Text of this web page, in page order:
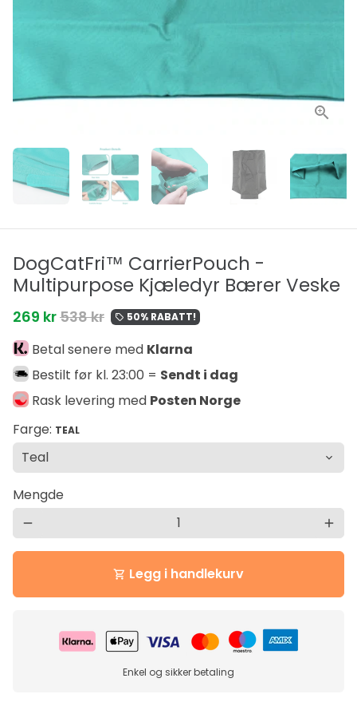
DogCatFri™ CarrierPouch -
Multipurpose Kjæledyr Bærer Veske
269 kr538 kr local_offer 50% RABATT!
Betal senere med Klarna
Bestilt før kl. 23:00 = Sendt i dag
Rask levering med Posten Norge
Farge: TEAL
Mengde
remove add
shopping_cart Legg i handlekurv
Enkel og sikker betaling